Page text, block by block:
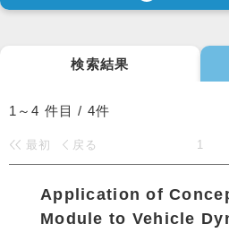
検索結果
1～4 件目 / 4件
最初 戻る 1
Application of
Module to Vehicle